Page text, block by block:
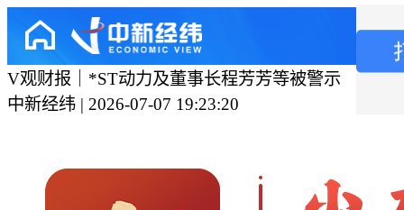
V观财报｜*ST动力及董事长程芳芳等被警示
中新经纬 | 2026-07-07 19:23:20